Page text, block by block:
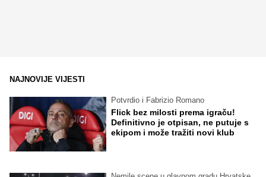
NAJNOVIJE VIJESTI
Potvrdio i Fabrizio Romano
Flick bez milosti prema igraču!
Definitivno je otpisan, ne putuje s
ekipom i može tražiti novi klub